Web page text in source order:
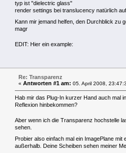
typ ist "dielectric glass"
render settings bei translucency natürlich
Kann mir jemand helfen, den Durchblick zu
magr
EDIT: Hier ein example:
Re: Transparenz
« Antworten #1 am: 05. April 2008,
Hab mir das Plug-In kurzer Hand auch mal
Reflexion hinbekommen?
Aber wenn ich die Transparenz hochstelle
sehen.
Probier also einfach mal ein ImagePlane
außerhalb. Deine Scheiben sehen meiner